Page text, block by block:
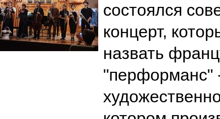
состоялся
концерт,
назвать
"перформанс"